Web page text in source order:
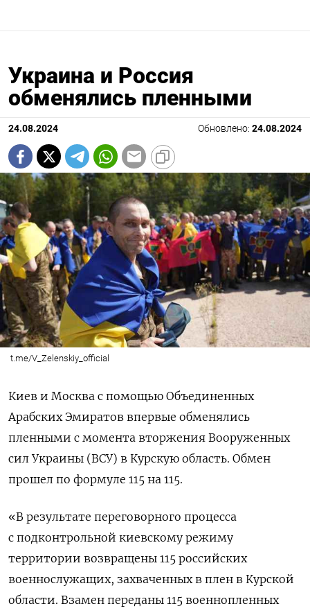
Украина и Россия
обменялись пленными
24.08.2024 Обновлено: 24.08.2024
t.me/V_Zelenskiy_official
Киев и Москва с помощью Объединенных
Арабских Эмиратов впервые обменялись
пленными с момента вторжения Вооруженных
сил Украины (ВСУ) в Курскую область. Обмен
прошел по формуле 115 на 115.
«В результате переговорного процесса
с подконтрольной киевскому режиму
территории возвращены 115 российских
военнослужащих, захваченных в плен в Курской
области. Взамен переданы 115 военнопленных